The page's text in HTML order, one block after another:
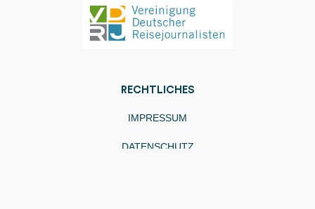
RECHTLICHES
IMPRESSUM
DATENSCHUTZ